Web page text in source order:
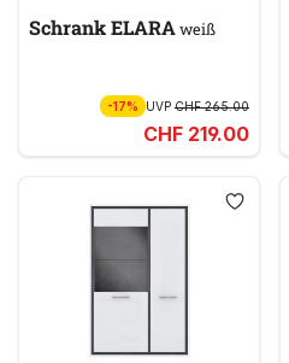
Schrank ELARAweiß
-17% UVP CHF 265.00
CHF 219.00